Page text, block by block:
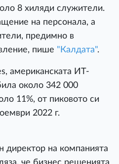
8 хиляди служители.
на персонала, а
предимно в
пише "Калдата".
американската ИТ-
около 342 000
11%, от пиковото си
2022 г.
директор на компанията
че бизнес решенията